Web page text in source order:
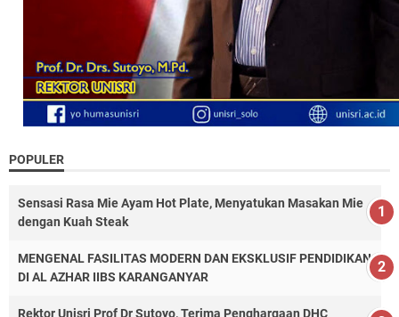
POPULER
Sensasi Rasa Mie Ayam Hot Plate, Menyatukan Masakan Mie
dengan Kuah Steak
MENGENAL FASILITAS MODERN DAN EKSKLUSIF PENDIDIKAN
DI AL AZHAR IIBS KARANGANYAR
Rektor Unisri Prof Dr Sutoyo, Terima Penghargaan DHC